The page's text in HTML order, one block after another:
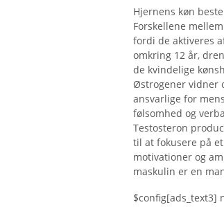
Hjernens køn
Forskellene
fordi de aktiveres
omkring 12 år,
de kvindelige
Østrogener vidner
ansvarlige for
følsomhed og
Testosteron
til at fokusere på
motivationer og
maskulin er en
$config[ads_text3]